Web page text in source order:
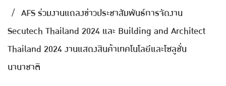
AFS ร่วมงานแถลงข่าวประชาสัมพันธ์การจัดงาน
Secutech Thailand 2024 และ Building and Architect
Thailand 2024 งานแสดงสินค้าเทคโนโลยีและโซลูชั่น
นานาชาติ